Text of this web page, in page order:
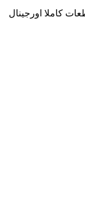
کاملا اورجینال